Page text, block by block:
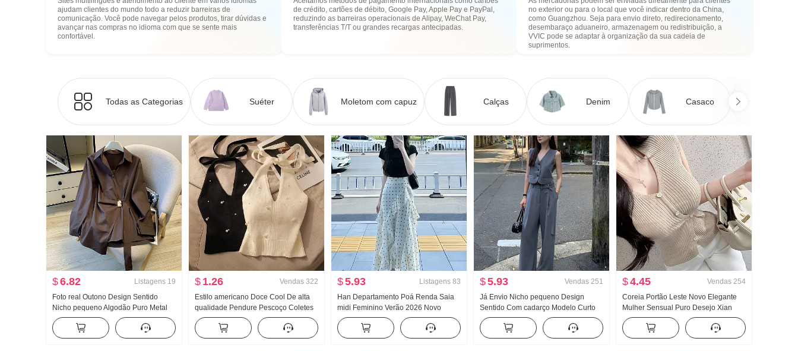
ajudam clientes do mundo todo a reduzir barreiras de
comunicação. Você pode navegar pelos produtos, tirar dúvidas e
avançar nas compras no idioma com que se sente mais
confortável.
de crédito, cartões de débito, Google Pay, Apple Pay e PayPal,
reduzindo as barreiras operacionais de Alipay, WeChat Pay,
transferências T/T ou grandes recargas antecipadas.
no exterior ou para o local que você indicar dentro da China,
como Guangzhou. Seja para envio direto, redirecionamento,
desembaraço aduaneiro, armazenagem ou redistribuição, a
VVIC pode se adaptar à organização da sua cadeia de
suprimentos.
Todas as Categorias Suéter Moletom com capuz Calças Denim Casaco
$6.82 Listagens 19
Foto real Outono Design Sentido
Nicho pequeno Algodão Puro Metal
Decoração Cintura ajustada Efeito
emagrecedor Solto Manga longa
Camisa Top feminino
$ 1.26 Vendas 322
Estilo americano Doce Cool De alta
qualidade Pendure Pescoço Coletes
feminino Verão Uso externo Dentro
Pegue Camiseta de base Garota
estilosa Malha Tomara que caia Top
$5.93 Listagens 83
Han Departamento Poá Renda Saia
midi Feminino Verão 2026 Novo
Cintura alta Ajustado A palavra Para
pessoas baixas Design Sentido
Guarda-chuva Saia
$5.93 Vendas 251
Já Envio Nicho pequeno Design
Sentido Com cadarço Modelo Curto
Regata Colete Cintura alta Fluida
Sentido Largura Pernas Calça casual
Conjunto
$4.45 Vendas 254
Coreia Portão Leste Novo Elegante
Mulher Sensual Puro Desejo Xian
Corpo Lado Departamento Fivela
Manga curta Malha Camiseta Top